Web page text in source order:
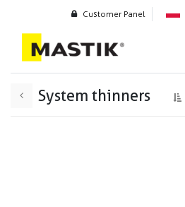
Customer Panel
System thinners